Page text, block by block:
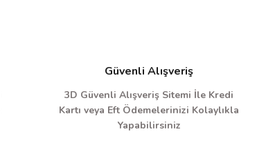
Güvenli Alışveriş
3D Güvenli Alışveriş Sitemi İle Kredi
Kartı veya Eft Ödemelerinizi Kolaylıkla
Yapabilirsiniz